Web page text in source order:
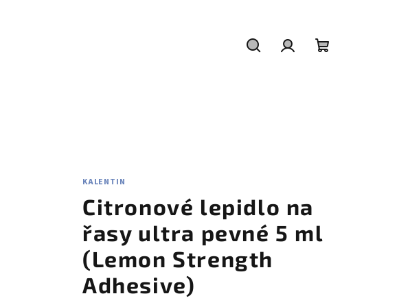
KALENTIN
Citronové lepidlo na
řasy ultra pevné 5 ml
(Lemon Strength
Adhesive)